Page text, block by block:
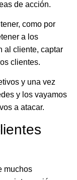
de acción.
como por
a los
al cliente, captar
clientes.
y una vez
y los vayamos
a atacar.
muchos